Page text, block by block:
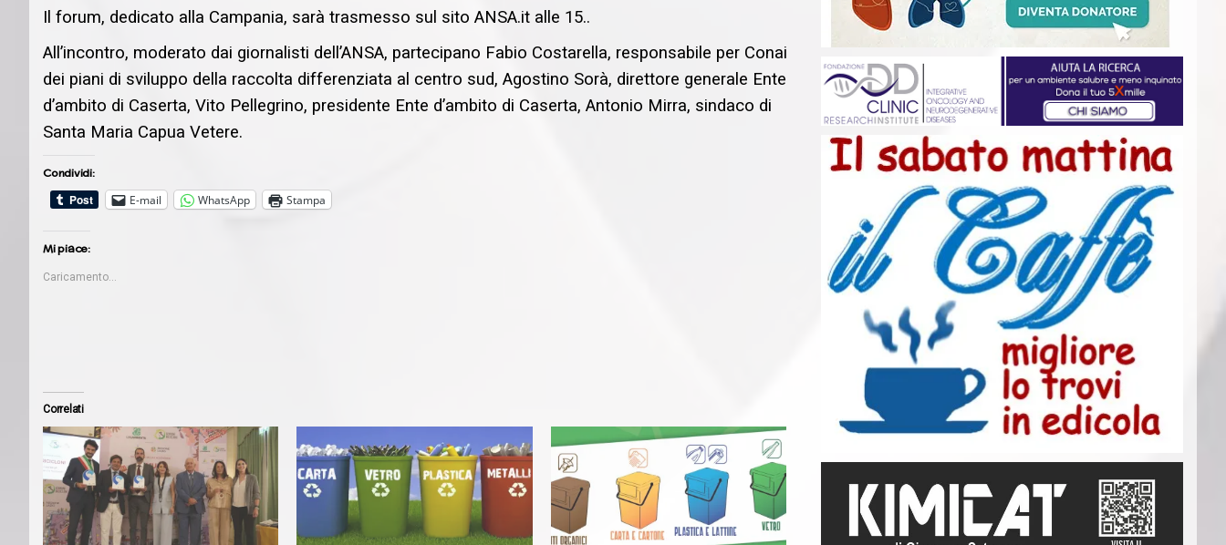
Il forum, dedicato alla Campania, sarà trasmesso sul sito ANSA.it alle 15..
All’incontro, moderato dai giornalisti dell’ANSA, partecipano Fabio Costarella, responsabile per Conai
dei piani di sviluppo della raccolta differenziata al centro sud, Agostino Sorà, direttore generale Ente
d’ambito di Caserta, Vito Pellegrino, presidente Ente d’ambito di Caserta, Antonio Mirra, sindaco di
Santa Maria Capua Vetere.
Condividi:
E-mail
WhatsApp Stampa
Mi piace:
Caricamento...
Correlati